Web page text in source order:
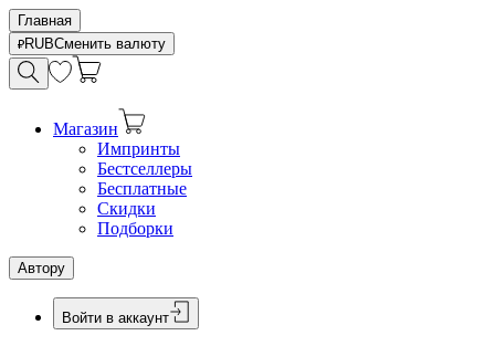
Главная
RUBСменить валюту
Магазин
Импринты
Бестселлеры
Бесплатные
Скидки
Подборки
Автору
Войти в аккаунт